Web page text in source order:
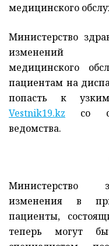
медицинского
Министерство
медицинского
пациентам на
попасть к
Vestnik19.kz со
ведомства.
Министерство
изменения в
пациенты,
теперь могут